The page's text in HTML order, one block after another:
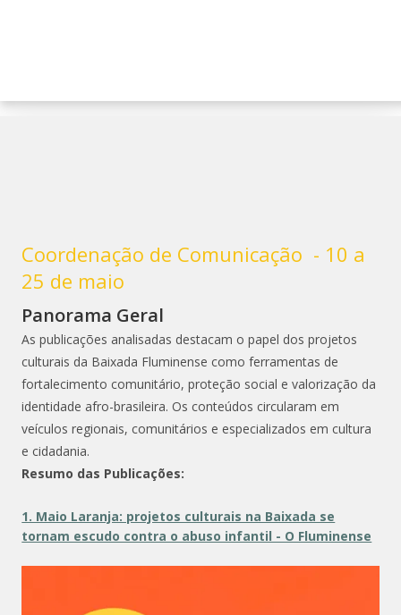
Coordenação de Comunicação - 10 a
25 de maio
Panorama Geral
As publicações analisadas destacam o papel dos projetos
culturais da Baixada Fluminense como ferramentas de
fortalecimento comunitário, proteção social e valorização da
identidade afro-brasileira. Os conteúdos circularam em
veículos regionais, comunitários e especializados em cultura
e cidadania.
Resumo das Publicações:
1. Maio Laranja: projetos culturais na Baixada se
tornam escudo contra o abuso infantil - O Fluminense